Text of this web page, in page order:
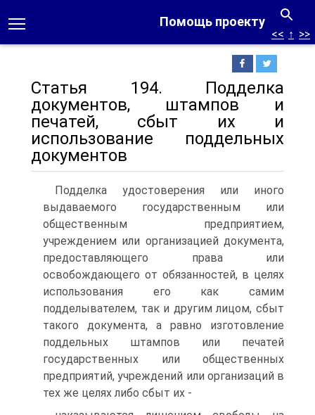
Помощь проекту
<< ↑ >>
Статья 194. Подделка
документов, штампов и
печатей, сбыт их и
использование поддельных
документов
Подделка удостоверения или иного
выдаваемого государственным или
общественным предприятием,
учреждением или организацией документа,
предоставляющего права или
освобождающего от обязанностей, в целях
использования его как самим
подделывателем, так и другим лицом, сбыт
такого документа, а равно изготовление
поддельных штампов или печатей
государственных или общественных
предприятий, учреждений или организаций в
тех же целях либо сбыт их -